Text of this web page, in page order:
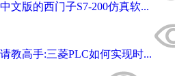
中文版的西门子S7-200仿真软...
请教高手:三菱PLC如何实现时...